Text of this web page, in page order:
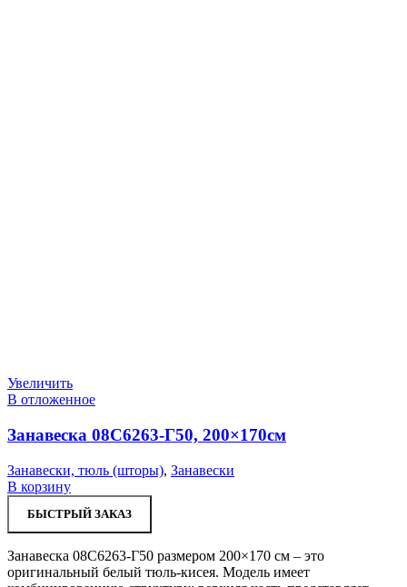
Увеличить
В отложенное
Занавеска 08С6263-Г50, 200×170см
Занавески, тюль (шторы), Занавески
В корзину
БЫСТРЫЙ ЗАКАЗ
Занавеска 08С6263-Г50 размером 200×170 см – это
оригинальный белый тюль-кисея. Модель имеет